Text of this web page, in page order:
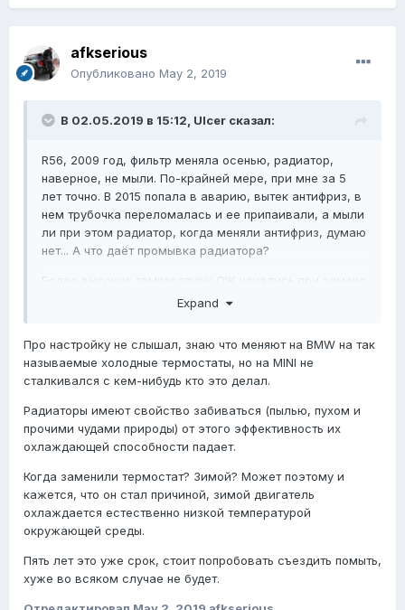
afkserious
Опубликовано May 2, 2019
В 02.05.2019 в 15:12, Ulcer сказал:
R56, 2009 год, фильтр меняла осенью, радиатор,
наверное, не мыли. По-крайней мере, при мне за 5
лет точно. В 2015 попала в аварию, вытек антифриз, в
нем трубочка переломалась и ее припаивали, а мыли
ли при этом радиатор, когда меняли антифриз, думаю
нет... А что даёт промывка радиатора?
Более высокие температуры ОЖ начались при замене
термостата. Муж сегодня созванивался с одним из
настраивается?)))
Может я просто панику развела? А если будет
жёлтый предупредительный, а после красный? Было у
меня такое 5 лет назад в самом начале
приобретения. В минус 25 замёрз антифриз, вернее,
не ОЖ, а голубая вода вместо него, которую бывшие
хозяева залили, видимо... А из жидкостей именно
антифриз я и не поменяла, уровень в норме, цвет
голубой, а он здорово разведенный оказался...
Expand
Про настройку не слышал, знаю что меняют на BMW на так
называемые холодные термостаты, но на MINI не
сталкивался с кем-нибудь кто это делал.
Радиаторы имеют свойство забиваться (пылью, пухом и
прочими чудами природы) от этого эффективность их
охлаждающей способности падает.
Когда заменили термостат? Зимой? Может поэтому и
кажется, что он стал причиной, зимой двигатель
охлаждается естественно низкой температурой
окружающей среды.
Пять лет это уже срок, стоит попробовать съездить помыть,
хуже во всяком случае не будет.